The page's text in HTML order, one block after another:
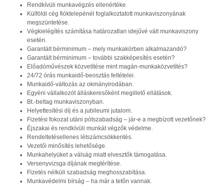
Rendkívüli munkavégzés ellenértéke.
Külföldi cég fióktelepénél foglalkoztatott munkaviszonyának
megszüntetése.
Végkielégítés számítása határozatlan idejűvé vált munkaviszony
esetén.
Garantált bérminimum – mely munkakörben alkalmazandó?
Garantált bérminimum – további szakképesítés esetén?
Előadóművészek közvetítése mint magán-munkaközvetítés?
24/72 órás munkaidő-beosztás feltételei.
Munkaidő-változás az okmányirodában.
Egyéni vállalkozót álláskeresőként megillető ellátások.
Bt.-beltag munkaviszonyban.
Helyettesítési díj és a jubileumi jutalom.
Fizetési fokozat utáni pótszabadság – jár-e a megbízott vezetőnek?
Éjszakai és rendkívüli munkát végzők védelme.
Rendeltetésellenes létszámcsökkentés.
Vezetői minősítés lehetősége.
Munkahelyüket a válság miatt elvesztők támogatása.
Versenyvizsga díjának megtérítése.
Fizetés nélküli szabadság meghosszabítása.
Munkavédelmi bírság – ha már a tetőn vannak.